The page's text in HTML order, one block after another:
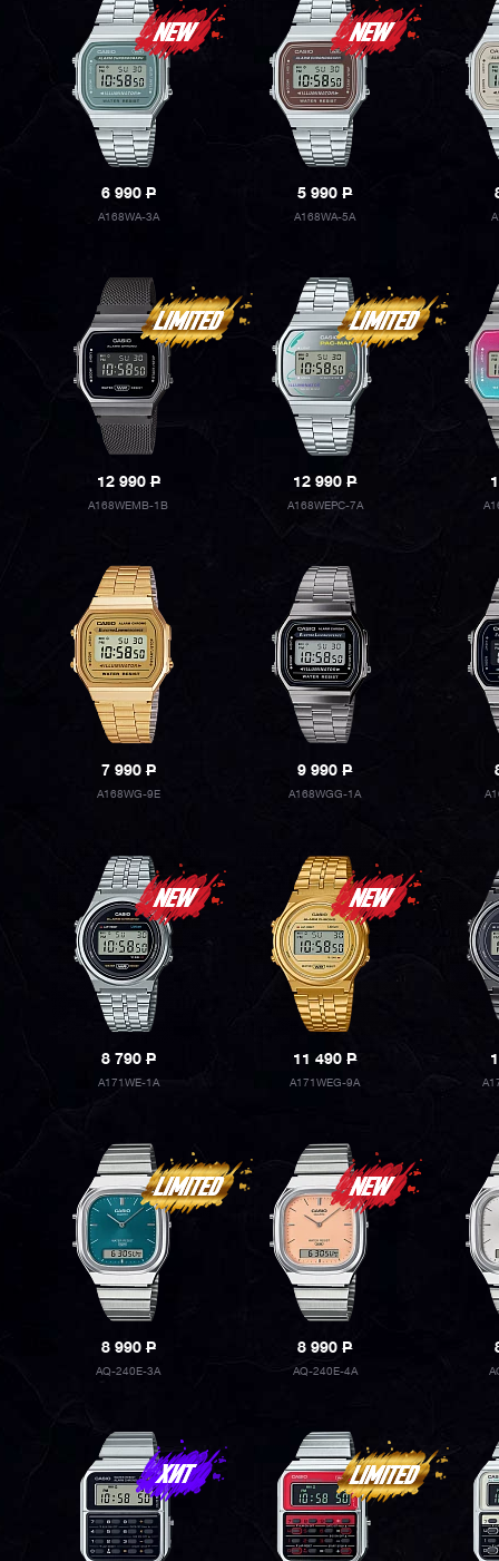
6 990P
A168WA-3A
5 990P
A168WA-5A
12 990P
A168WEMB-1B
12 990P
A168WEPC-7A
7 990P
A168WG-9E
9 990P
A168WGG-1A
8 790P
A171WE-1A
11 490P
A171WEG-9A
8 990P
AQ-240E-3A
8 990P
AQ-240E-4A